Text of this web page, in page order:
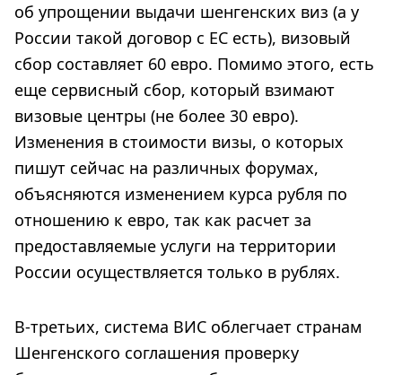
об упрощении выдачи шенгенских виз (а у
России такой договор с ЕС есть), визовый
сбор составляет 60 евро. Помимо этого, есть
еще сервисный сбор, который взимают
визовые центры (не более 30 евро).
Изменения в стоимости визы, о которых
пишут сейчас на различных форумах,
объясняются изменением курса рубля по
отношению к евро, так как расчет за
предоставляемые услуги на территории
России осуществляется только в рублях.
В-третьих, система ВИС облегчает странам
Шенгенского соглашения проверку